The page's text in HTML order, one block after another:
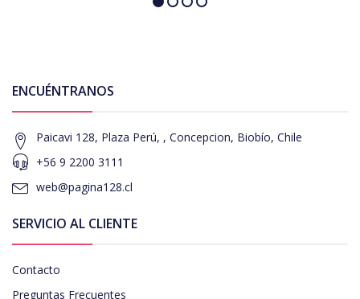
ENCUÉNTRANOS
Paicavi 128, Plaza Perú, , Concepcion, Biobío, Chile
+56 9 2200 3111
web@pagina128.cl
SERVICIO AL CLIENTE
Contacto
Preguntas Frecuentes